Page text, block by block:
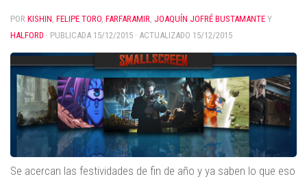
POR KISHIN, FELIPE TORO, FARFARAMIR, JOAQUÍN JOFRÉ BUSTAMANTE Y
HALFORD · PUBLICADA 15/12/2015 · ACTUALIZADO 15/12/2015
Se acercan las festividades de fin de año y ya saben lo que eso